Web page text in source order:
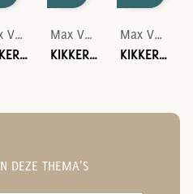
Max Velthuijs
KIKKER EN VARKENTJE
Max Velthuijs
KIKKER EN HAAS
Max Velthuijs
KIKKER IN DE WIND
DEZE THEMA'S